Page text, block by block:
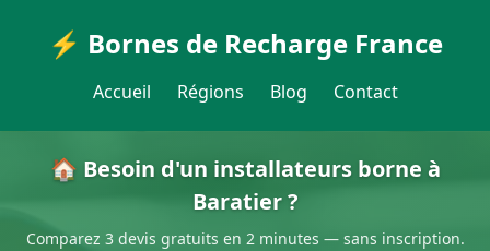
⚡ Bornes de Recharge France
Accueil Régions Blog Contact
🏠 Besoin d'un installateurs borne à
Baratier ?
Comparez 3 devis gratuits en 2 minutes — sans inscription.